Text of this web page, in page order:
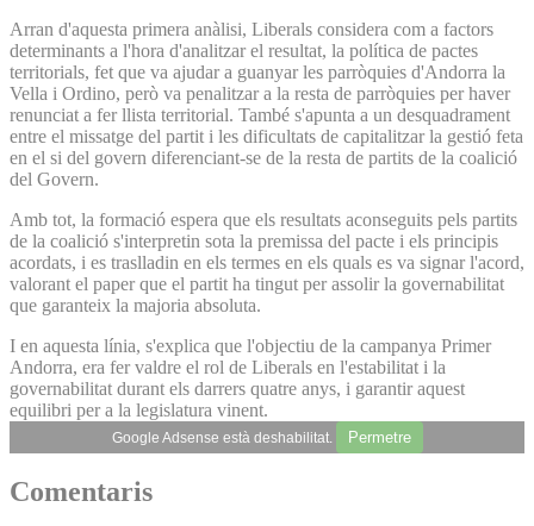
Arran d'aquesta primera anàlisi, Liberals considera com a factors
determinants a l'hora d'analitzar el resultat, la política de pactes
territorials, fet que va ajudar a guanyar les parròquies d'Andorra la
Vella i Ordino, però va penalitzar a la resta de parròquies per haver
renunciat a fer llista territorial. També s'apunta a un desquadrament
entre el missatge del partit i les dificultats de capitalitzar la gestió feta
en el si del govern diferenciant-se de la resta de partits de la coalició
del Govern.
Amb tot, la formació espera que els resultats aconseguits pels partits
de la coalició s'interpretin sota la premissa del pacte i els principis
acordats, i es traslladin en els termes en els quals es va signar l'acord,
valorant el paper que el partit ha tingut per assolir la governabilitat
que garanteix la majoria absoluta.
I en aquesta línia, s'explica que l'objectiu de la campanya Primer
Andorra, era fer valdre el rol de Liberals en l'estabilitat i la
governabilitat durant els darrers quatre anys, i garantir aquest
equilibri per a la legislatura vinent.
Google Adsense està deshabilitat. Permetre
Comentaris